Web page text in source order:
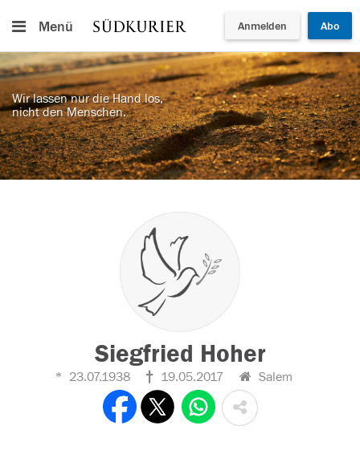
Menü Anmelden Abo
Wir lassen nur die Hand los,
nicht den Menschen.
Siegfried Hoher
23.07.1938 19.05.2017 Salem